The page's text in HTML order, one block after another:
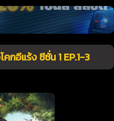
กอีแร้ง ซีซั่น 1 EP.1-3